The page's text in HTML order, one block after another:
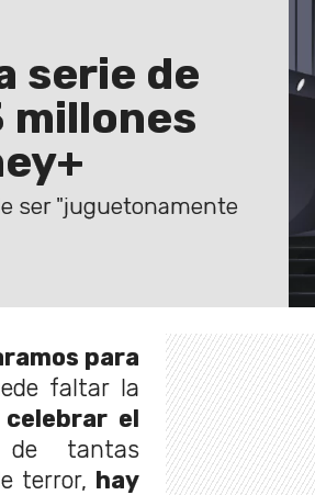
serie de
millones
ser "juguetonamente
para
faltar la
el
tantas
terror, hay